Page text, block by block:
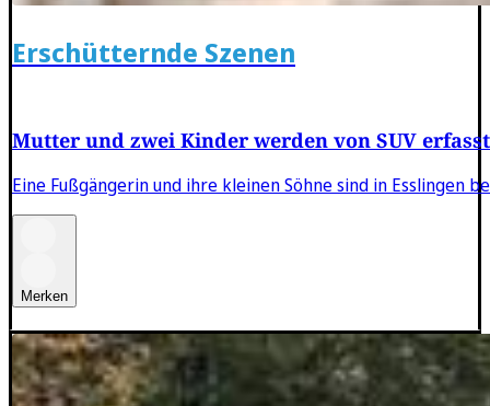
Erschütternde Szenen
Mutter und zwei Kinder werden von SUV
Eine Fußgängerin und ihre kleinen Söhne sind in Esslingen
Merken